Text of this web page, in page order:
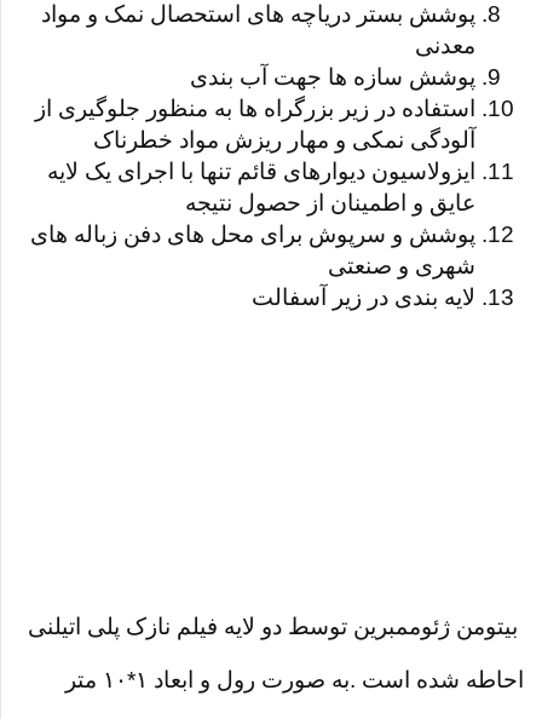
پوشش بستر دریاچه های استحصال نمک و مواد
معدنی
پوشش سازه ها جهت آب بندی
استفاده در زیر بزرگراه ها به منظور جلوگیری از
آلودگی نمکی و مهار ریزش مواد خطرناک
ایزولاسیون دیوارهای قائم تنها با اجرای یک لایه
عایق و اطمینان از حصول نتیجه
پوشش و سرپوش برای محل های دفن زباله های
شهری و صنعتی
لایه بندی در زیر آسفالت
بیتومن ژئوممبرین توسط دو لایه فیلم نازک پلی اتیلنی
احاطه شده است .به صورت رول و ابعاد ۱*۱۰ متر